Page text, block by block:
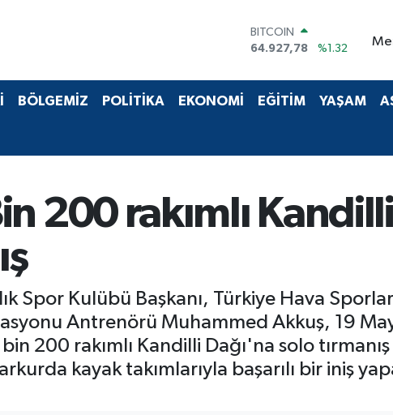
DOLAR
47,5894
%0.08
55,0398
%-0.02
STERLİN
64.927,78
%1.32
BÖLGEMİZ POLİTİKA EKONOMİ EĞİTİM YAŞAM
200 rakımlı Kandilli
Spor Kulübü Başkanı, Türkiye Hava
Antrenörü Muhammed Akkuş, 19
200 rakımlı Kandilli Dağı'na solo
kayak takımlarıyla başarılı bir iniş